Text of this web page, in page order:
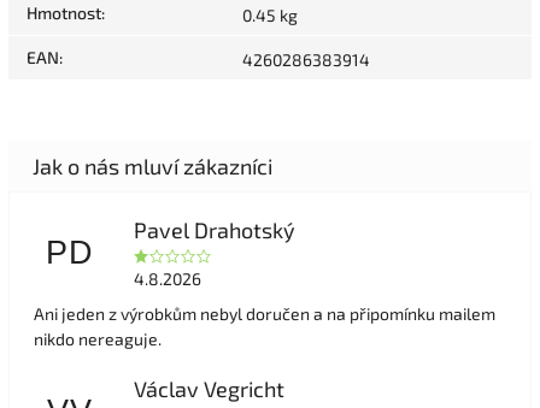
Hmotnost: 0.45 kg
EAN: 4260286383914
PD
Pavel Drahotský
4.8.2026
Ani jeden z výrobkům nebyl doručen a na připomínku mailem
nikdo nereaguje.
Václav Vegricht